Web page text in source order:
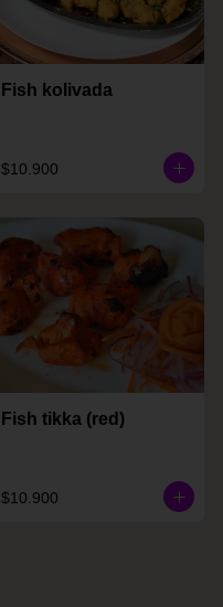
Fish kolivada
$10.900
Fish tikka (red)
$10.900